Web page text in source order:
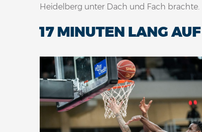
Heidelberg unter Dach und Fach brachte.
17 MINUTEN LANG